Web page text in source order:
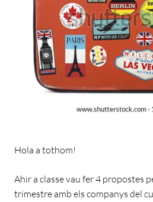
Hola a tothom!
Ahir a classe vau fer 4 propostes
trimestre amb els companys del